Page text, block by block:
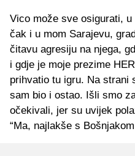
Vico može sve osigurati,
čak i u mom Sarajevu,
čitavu agresiju na njega,
i gdje je moje prezime
prihvatio tu igru. Na strani
sam bio i ostao. Išli smo
očekivali, jer su uvijek
“Ma, najlakše s